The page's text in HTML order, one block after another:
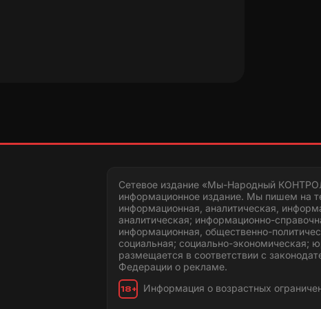
Сетевое издание «Мы-Народный
информационное издание. Мы пишем на
информационная, аналитическая,
аналитическая; информационно-
информационная, общественно-
социальная; социально-экономическая;
размещается в соответствии с
Федерации о рекламе.
18+ Информация о возрастных